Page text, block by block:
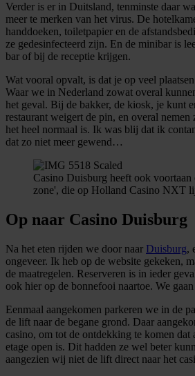
Verder is er in Duitsland, tenminste daar
meer te merken van het virus. De
handdoeken, toiletpapier en de
ze gedesinfecteerd zijn. En de minibar is
bar of bij de receptie krijgen.
Wat vooral opvalt, is dat je op veel
Waar we in Nederland zowat overal
het geval. Bij de bakker, de kiosk, je kunt
restaurant weigert de pin, en overal nemen
het heel normaal is. Ik was blij dat ik
dat zo niet meer gewend…
Casino Duisburg heeft ook voortaan
zone', die op Holland Casino NXT
Op naar Casino Duisburg
Na het eten rijden we door naar Duisburg,
ongeveer. Ik heb op de website gekeken,
de maatregelen. Reserveren is in ieder
ook hier op de bonnefooi naartoe. We
Eenmaal aangekomen parkeren we in de
de lift naar de begane grond. Daar
casino, om tot de ontdekking te komen dat
etage open is. Dit hadden ze wel beter
aangezien wij niet de lift direct naar het